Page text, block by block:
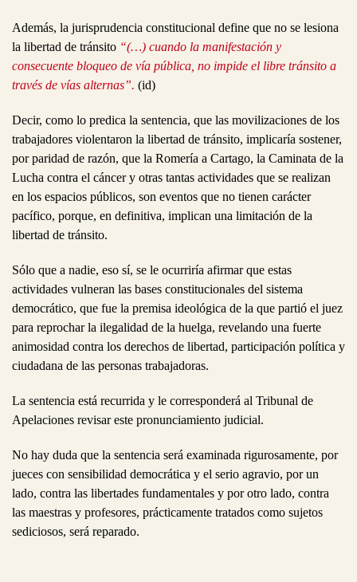
Además, la jurisprudencia constitucional define que no se lesiona
la libertad de tránsito “(…) cuando la manifestación y
consecuente bloqueo de vía pública, no impide el libre tránsito a
través de vías alternas”. (id)
Decir, como lo predica la sentencia, que las movilizaciones de los
trabajadores violentaron la libertad de tránsito, implicaría sostener,
por paridad de razón, que la Romería a Cartago, la Caminata de la
Lucha contra el cáncer y otras tantas actividades que se realizan
en los espacios públicos, son eventos que no tienen carácter
pacífico, porque, en definitiva, implican una limitación de la
libertad de tránsito.
Sólo que a nadie, eso sí, se le ocurriría afirmar que estas
actividades vulneran las bases constitucionales del sistema
democrático, que fue la premisa ideológica de la que partió el juez
para reprochar la ilegalidad de la huelga, revelando una fuerte
animosidad contra los derechos de libertad, participación política y
ciudadana de las personas trabajadoras.
La sentencia está recurrida y le corresponderá al Tribunal de
Apelaciones revisar este pronunciamiento judicial.
No hay duda que la sentencia será examinada rigurosamente, por
jueces con sensibilidad democrática y el serio agravio, por un
lado, contra las libertades fundamentales y por otro lado, contra
las maestras y profesores, prácticamente tratados como sujetos
sediciosos, será reparado.